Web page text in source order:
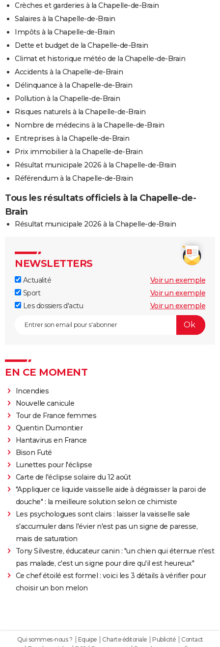
Crèches et garderies à la Chapelle-de-Brain
Salaires à la Chapelle-de-Brain
Impôts à la Chapelle-de-Brain
Dette et budget de la Chapelle-de-Brain
Climat et historique météo de la Chapelle-de-Brain
Accidents à la Chapelle-de-Brain
Délinquance à la Chapelle-de-Brain
Pollution à la Chapelle-de-Brain
Risques naturels à la Chapelle-de-Brain
Nombre de médecins à la Chapelle-de-Brain
Entreprises à la Chapelle-de-Brain
Prix immobilier à la Chapelle-de-Brain
Résultat municipale 2026 à la Chapelle-de-Brain
Référendum à la Chapelle-de-Brain
Tous les résultats officiels à la Chapelle-de-
Brain
Résultat municipale 2026 à la Chapelle-de-Brain
NEWSLETTERS
Actualité
Voir un exemple
Sport
Voir un exemple
Les dossiers d'actu
Voir un exemple
EN CE MOMENT
Incendies
Nouvelle canicule
Tour de France femmes
Quentin Dumontier
Hantavirus en France
Bison Futé
Lunettes pour l'éclipse
Carte de l'éclipse solaire du 12 août
"Appliquer ce liquide vaisselle aide à dégraisser la paroi de
douche" : la meilleure solution selon ce chimiste
Les psychologues sont clairs : laisser la vaisselle sale
s'accumuler dans l'évier n'est pas un signe de paresse,
mais de saturation
Tony Silvestre, éducateur canin : "un chien qui éternue n'est
pas malade, c'est un signe pour dire qu'il est heureux"
Ce chef étoilé est formel : voici les 3 détails à vérifier pour
choisir un bon melon
Qui sommes-nous ? Equipe Charte éditoriale Publicité
Contact